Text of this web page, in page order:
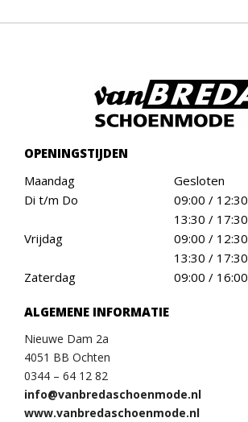
OPENINGSTIJDEN
Maandag
Gesloten
Di t/m Do
09:00 / 12:30
13:30 / 17:30
Vrijdag
09:00 / 12:30
13:30 / 17:30
Zaterdag
09:00 / 16:00
ALGEMENE INFORMATIE
Nieuwe Dam 2a
4051 BB Ochten
0344 – 64 12 82
info@vanbredaschoenmode.nl
www.vanbredaschoenmode.nl